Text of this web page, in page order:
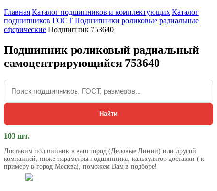
Главная Каталог подшипников и комплектующих Каталог
подшипников ГОСТ Подшипники роликовые радиальные
сферические Подшипник 753640
Подшипник роликовый радиальный
самоцентрирующийся 753640
Найти
103 шт.
Доставим подшипник в ваш город (Деловые Линии) или другой
компанией, ниже параметры подшипника, калькулятор доставки ( к
примеру в город Москва), поможем Вам в подборе!